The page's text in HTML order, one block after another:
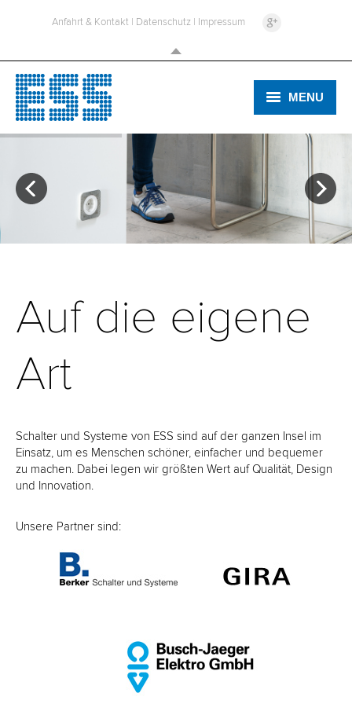
Anfahrt & Kontakt| Datenschutz| Impressum
MENU
ELEKTRO
SICHERHEIT
TV & HIFI
Auf die eigene
Art
Schalter und Systeme von ESS sind auf der ganzen Insel im
Einsatz, um es Menschen schöner, einfacher und bequemer
zu machen. Dabei legen wir größten Wert auf Qualität, Design
und Innovation.
Unsere Partner sind: